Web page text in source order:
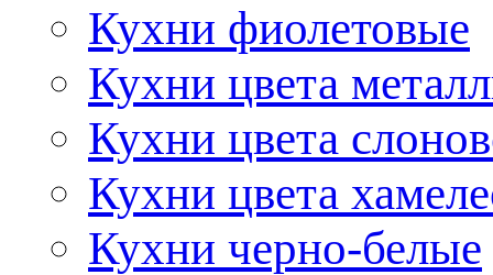
Кухни фиолетовые
Кухни цвета
Кухни цвета
Кухни цвета
Кухни черно-белые